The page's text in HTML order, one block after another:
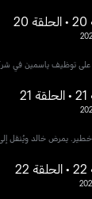
على توظيف ياسمين في
يمرض خالد ويُنقل